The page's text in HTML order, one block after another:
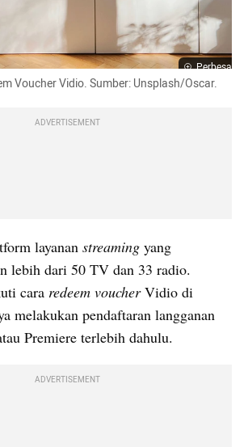
Perbesar
Voucher Vidio. Sumber: Unsplash/Oscar.
ADVERTISEMENT
layanan streaming yang
lebih dari 50 TV dan 33 radio.
cara redeem voucher Vidio di
melakukan pendaftaran langganan
Premiere terlebih dahulu.
ADVERTISEMENT